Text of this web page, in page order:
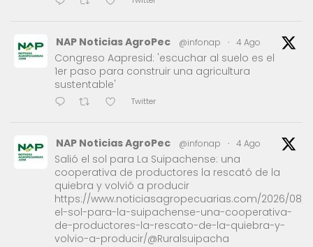
NAP Noticias AgroPec @infonap · 4 Ago
Congreso Aapresid: 'escuchar al suelo es el
1er paso para construir una agricultura
sustentable'
Twitter
NAP Noticias AgroPec @infonap · 4 Ago
Salió el sol para La Suipachense: una
cooperativa de productores la rescató de la
quiebra y volvió a producir
https://www.noticiasagropecuarias.com/2026/08/
el-sol-para-la-suipachense-una-cooperativa-
de-productores-la-rescato-de-la-quiebra-y-
volvio-a-producir/@Ruralsuipacha